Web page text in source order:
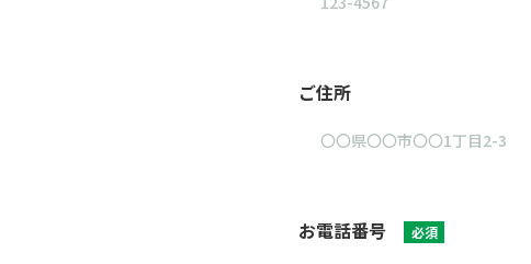
ご住所
お電話番号 必須